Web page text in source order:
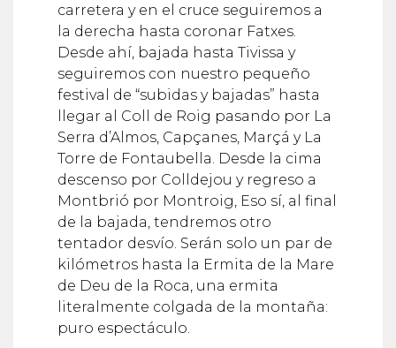
carretera y en el cruce seguiremos a
la derecha hasta coronar Fatxes.
Desde ahí, bajada hasta Tivissa y
seguiremos con nuestro pequeño
festival de “subidas y bajadas” hasta
llegar al Coll de Roig pasando por La
Serra d’Almos, Capçanes, Marçá y La
Torre de Fontaubella. Desde la cima
descenso por Colldejou y regreso a
Montbrió por Montroig, Eso sí, al final
de la bajada, tendremos otro
tentador desvío. Serán solo un par de
kilómetros hasta la Ermita de la Mare
de Deu de la Roca, una ermita
literalmente colgada de la montaña:
puro espectáculo.